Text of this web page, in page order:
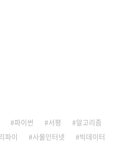
파이썬 서평
알고리즘
파이 사물인터넷 빅데이터